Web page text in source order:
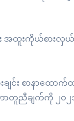
အထူးကိုယ်စားလှ
ျင်း စာနာထော
ညီချက်ကို ၂၀၂၁